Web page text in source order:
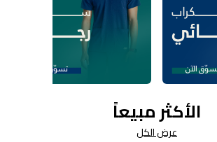
الأكثر مبيعاً
عرض الكل